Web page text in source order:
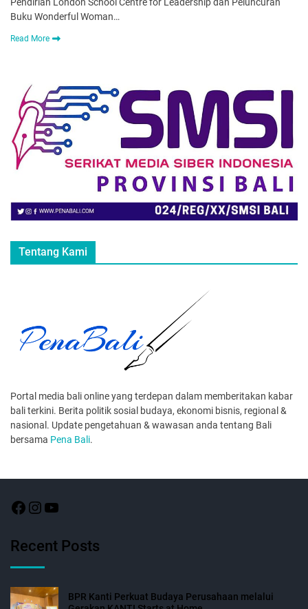
Buku Wonderful Woman…
Read More
Tentang Kami
Portal media bali online yang terdepan dalam memberitakan kabar
bali terkini. Berita politik sosial budaya, ekonomi bisnis, regional &
nasional. Update pengetahuan & wawasan anda tentang Bali
bersama Pena Bali.
Recent Posts
BPR Kanti Perkuat Budaya Perusahaan melalui